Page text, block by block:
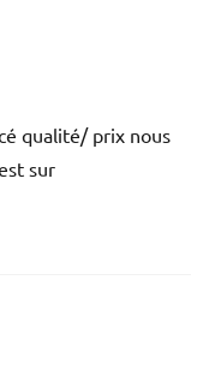
qualité/ prix nous
sur